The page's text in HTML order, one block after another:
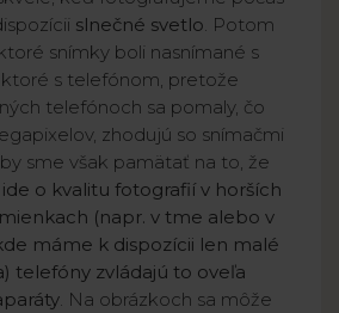
slnečné svetlo. Potom
snímky boli nasnímané s
s telefónom, pretože
telefónoch sa pomaly, čo
zhodujú so snímačmi
sme však pamätať na to, že
o kvalitu fotografií v horších
(napr. v tme alebo v
máme k dispozícii len malé
telefóny zvládajú to oveľa
. Na obrázkoch sa môže